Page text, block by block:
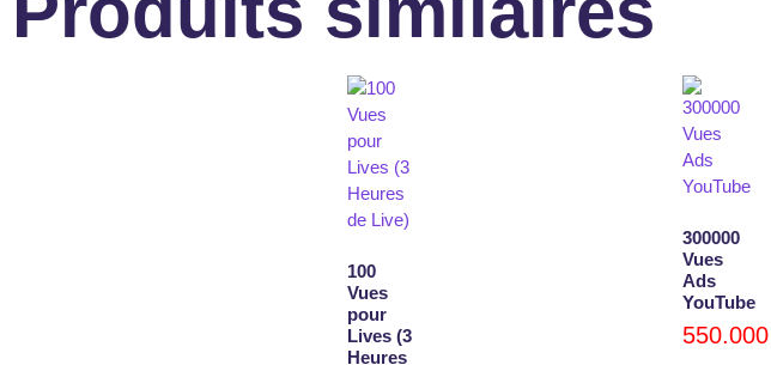
100
Vues
pour
Lives (3
Heures
300000
Vues
Ads
YouTube
550.000